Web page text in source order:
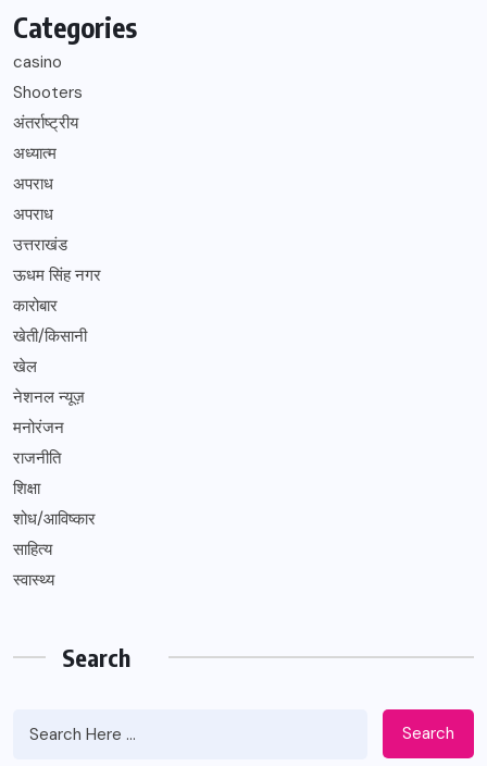
Categories
casino
Shooters
अंतर्राष्ट्रीय
अध्यात्म
अपराध
अपराध
उत्तराखंड
ऊधम सिंह नगर
कारोबार
खेती/किसानी
खेल
नेशनल न्यूज़
मनोरंजन
राजनीति
शिक्षा
शोध/आविष्कार
साहित्य
स्वास्थ्य
Search
Search